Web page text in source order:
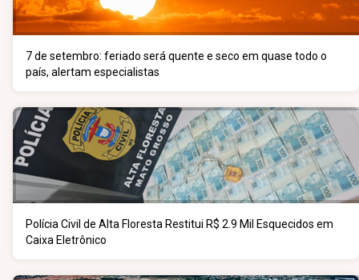
7 de setembro: feriado será quente e seco em quase todo o
país, alertam especialistas
Polícia Civil de Alta Floresta Restitui R$ 2.9 Mil Esquecidos em
Caixa Eletrônico